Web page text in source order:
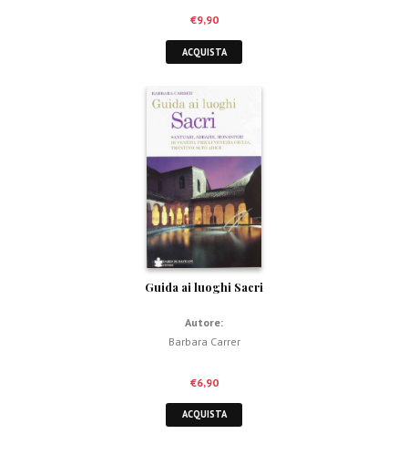
€9,90
ACQUISTA
Guida ai luoghi Sacri
Autore:
Barbara Carrer
€6,90
ACQUISTA